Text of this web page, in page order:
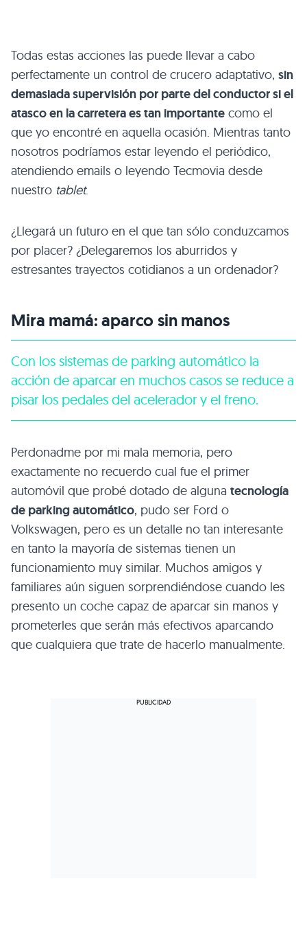
Todas estas acciones las puede llevar a cabo
perfectamente un control de crucero adaptativo, sin
demasiada supervisión por parte del conductor si el
atasco en la carretera es tan importante como el
que yo encontré en aquella ocasión. Mientras tanto
nosotros podríamos estar leyendo el periódico,
atendiendo emails o leyendo Tecmovia desde
nuestro tablet.
¿Llegará un futuro en el que tan sólo conduzcamos
por placer? ¿Delegaremos los aburridos y
estresantes trayectos cotidianos a un ordenador?
Mira mamá: aparco sin manos
Con los sistemas de parking automático la
acción de aparcar en muchos casos se reduce a
pisar los pedales del acelerador y el freno.
Perdonadme por mi mala memoria, pero
exactamente no recuerdo cual fue el primer
automóvil que probé dotado de alguna tecnología
de parking automático, pudo ser Ford o
Volkswagen, pero es un detalle no tan interesante
en tanto la mayoría de sistemas tienen un
funcionamiento muy similar. Muchos amigos y
familiares aún siguen sorprendiéndose cuando les
presento un coche capaz de aparcar sin manos y
prometerles que serán más efectivos aparcando
que cualquiera que trate de hacerlo manualmente.